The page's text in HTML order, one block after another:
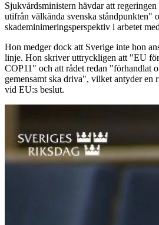
Sjukvårdsministern hävdar att
utifrån välkända svenska ståndpunkten"
skademinimeringsperspektiv i arbetet
Hon medger dock att Sverige inte hon
linje. Hon skriver uttryckligen att "EU
COP11" och att rådet redan "förhandlat
gemensamt ska driva", vilket antyder en
vid EU:s beslut.